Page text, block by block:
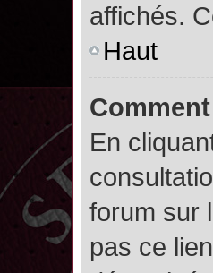
affichés.
Haut
En
forum sur
pas ce